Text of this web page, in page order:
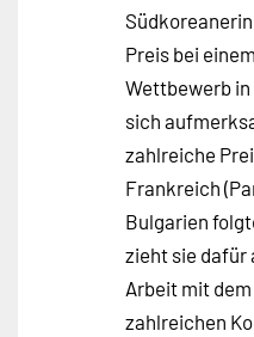
Preis bei
Wettbewerb
sich
zahlreiche
Frankreich
Bulgarien
zieht sie dafür
Arbeit mit
zahlreichen